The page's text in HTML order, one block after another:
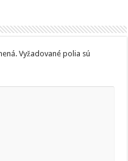
Vyžadované polia sú